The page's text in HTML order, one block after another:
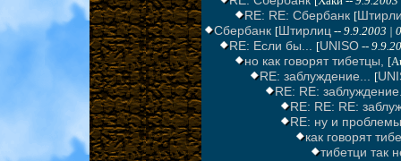
RE: RE: Сбербанк [
Сбербанк [Штирлиц -- 9.9.2003 |
RE: Если бы... [UNISO --
но как говорят тибетцы,
RE: заблуждение... [
RE: RE:
RE: RE: RE:
RE: ну и
как говорят
тибетци так